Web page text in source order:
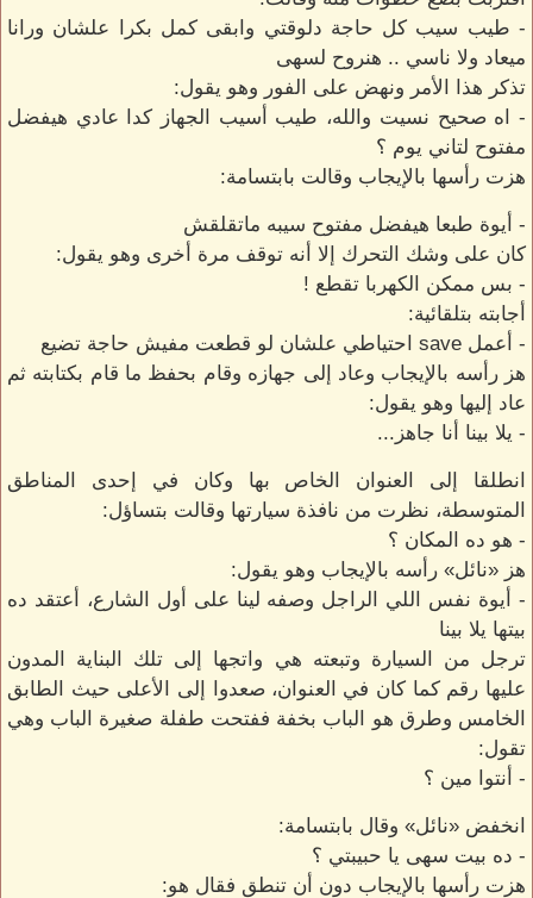
- طيب سيب كل حاجة دلوقتي وابقى كمل بكرا علشان ورانا
ميعاد ولا ناسي .. هنروح لسهى
تذكر هذا الأمر ونهض على الفور وهو يقول:
- اه صحيح نسيت والله، طيب أسيب الجهاز كدا عادي هيفضل
مفتوح لتاني يوم ؟
هزت رأسها بالإيجاب وقالت بابتسامة:
- أيوة طبعا هيفضل مفتوح سيبه ماتقلقش
كان على وشك التحرك إلا أنه توقف مرة أخرى وهو يقول:
- بس ممكن الكهربا تقطع !
أجابته بتلقائية:
- أعمل save احتياطي علشان لو قطعت مفيش حاجة تضيع
هز رأسه بالإيجاب وعاد إلى جهازه وقام بحفظ ما قام بكتابته ثم
عاد إليها وهو يقول:
- يلا بينا أنا جاهز...
انطلقا إلى العنوان الخاص بها وكان في إحدى المناطق
المتوسطة، نظرت من نافذة سيارتها وقالت بتساؤل:
- هو ده المكان ؟
هز «نائل» رأسه بالإيجاب وهو يقول:
- أيوة نفس اللي الراجل وصفه لينا على أول الشارع، أعتقد ده
بيتها يلا بينا
ترجل من السيارة وتبعته هي واتجها إلى تلك البناية المدون
عليها رقم كما كان في العنوان، صعدوا إلى الأعلى حيث الطابق
الخامس وطرق هو الباب بخفة ففتحت طفلة صغيرة الباب وهي
تقول:
- أنتوا مين ؟
انخفض «نائل» وقال بابتسامة:
- ده بيت سهى يا حبيبتي ؟
هزت رأسها بالإيجاب دون أن تنطق فقال هو: